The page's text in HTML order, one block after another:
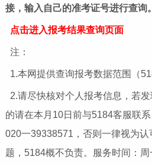
接，输入自己的准考证号进行查询。
点击进入报考结果查询页面
注：
1.本网提供查询报考数据范围（
2.请尽快核对个人报考信息，若
的请在本月10日前与5184客服联
020一39338571，否则一律视为认
题，5184概不负责。服务时间：周